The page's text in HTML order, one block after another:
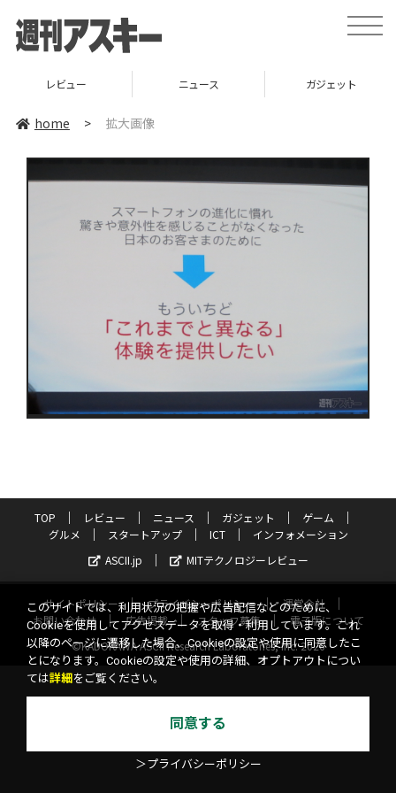
toggle
レビュー ニュース ガジェット
home > 拡大画像
TOP レビュー ニュース ガジェット
ゲーム
グルメ
スタートアップ ICT
インフォメーション
ASCII.jp
MITテクノロジーレビュー
サイトポリシー プライバシーポリシー
運営会社
お問い合わせ
広告掲載 スタッフ募集
電子版について
©KADOKAWA ASCII Research Laboratories, Inc. 2026
このサイトでは、利用状況の把握や広告配信などのために、
Cookieを使用してアクセスデータを取得・利用しています。これ
以降のページに遷移した場合、Cookieの設定や使用に同意したこ
とになります。Cookieの設定や使用の詳細、オプトアウトについ
ては詳細 をご覧ください。
同意する
＞プライバシーポリシー